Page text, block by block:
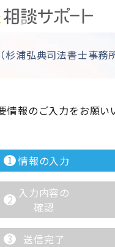
浦弘典司法書士事務
情報のご入力をお願い
1 情報の入力
2 入力内容の
確認
3 送信完了